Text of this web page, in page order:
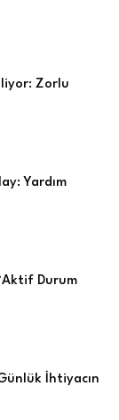
Zorlu
Yardım
Durum
İhtiyacın